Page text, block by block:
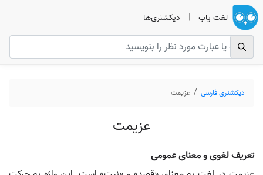
لغت یاب | دیکشنری‌ها
دیکشنری فارسی عزیمت
عزیمت
تعریف لغوی و معنای عمومی